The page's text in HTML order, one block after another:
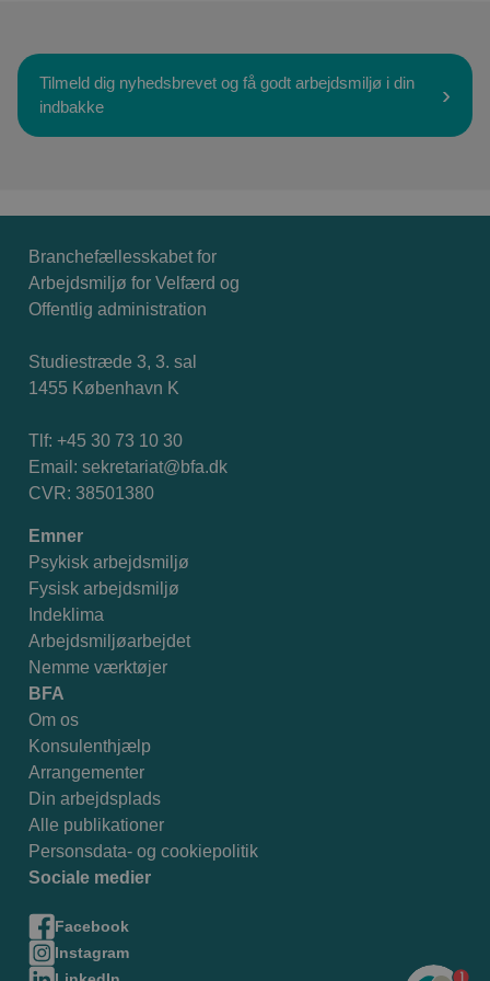
Tilmeld dig nyhedsbrevet og få godt arbejdsmiljø i din
indbakke
Branchefællesskabet for
Arbejdsmiljø for Velfærd og
Offentlig administration
Studiestræde 3, 3. sal
1455 København K
Tlf: +45 30 73 10 30
Email: sekretariat@bfa.dk
CVR: 38501380
Emner
Psykisk arbejdsmiljø
Fysisk arbejdsmiljø
Indeklima
Arbejdsmiljøarbejdet
Nemme værktøjer
BFA
Om os
Konsulenthjælp
Arrangementer
Din arbejdsplads
Alle publikationer
Personsdata- og cookiepolitik
Sociale medier
Facebook
Instagram
1